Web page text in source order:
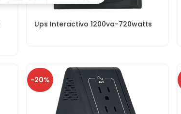
Ups Interactivo 1200va-720watts
-20%